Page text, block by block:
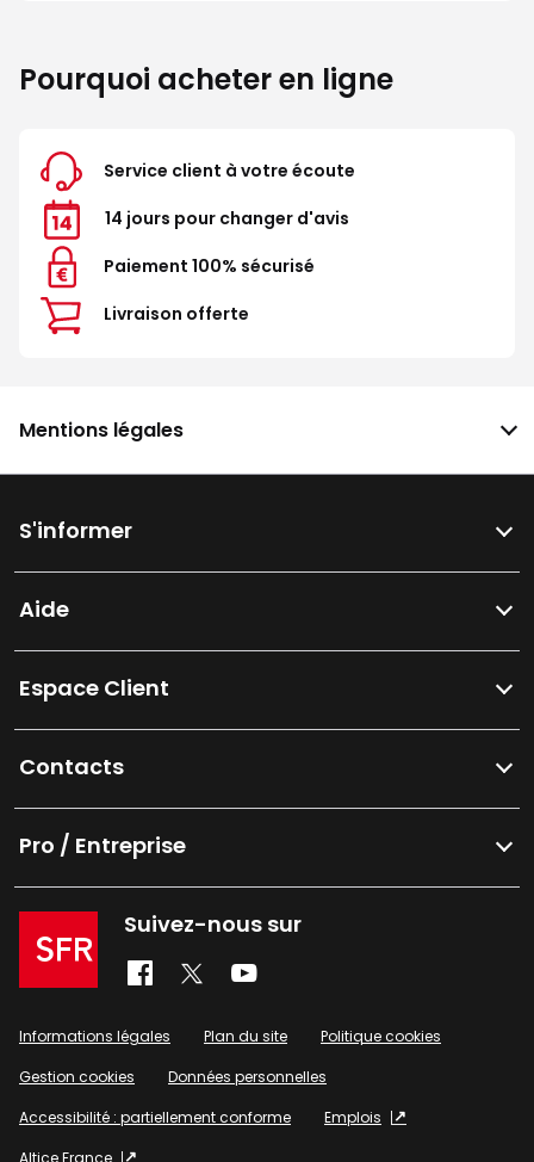
Pourquoi acheter en ligne
Service client à votre écoute
14 jours pour changer d'avis
Paiement 100% sécurisé
Livraison offerte
Mentions légales
S'informer
Aide
Espace Client
Contacts
Pro / Entreprise
Suivez-nous sur
Informations légales Plan du site
Politique cookies
Gestion cookies
Données personnelles
Accessibilité : partiellement conforme
Emplois
Altice France